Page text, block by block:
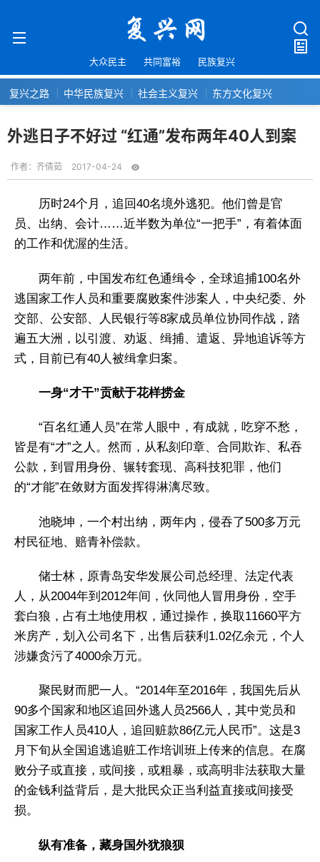
大众民主 共同富裕 民族复兴
复兴之路 中华民族复兴 社会主义复兴 东方文化复兴
外逃日子不好过 “红通”发布两年40人到案
作者： 齐倩茹 2017-04-24
历时24个月，追回40名境外逃犯。他们曾是官
员、出纳、会计……近半数为单位“一把手”，有着体面
的工作和优渥的生活。
两年前，中国发布红色通缉令，全球追捕100名外
逃国家工作人员和重要腐败案件涉案人，中央纪委、外
交部、公安部、人民银行等8家成员单位协同作战，踏
遍五大洲，以引渡、劝返、缉捕、遣返、异地追诉等方
式，目前已有40人被缉拿归案。
一身“才干”贡献于花样捞金
“百名红通人员”在常人眼中，有成就，吃穿不愁，
皆是有“才”之人。然而，从私刻印章、合同欺诈、私吞
公款，到冒用身份、辗转套现、高科技犯罪，他们
的“才能”在敛财方面发挥得淋漓尽致。
池晓坤，一个村出纳，两年内，侵吞了500多万元
村民征地、赔青补偿款。
储士林，原青岛安华发展公司总经理、法定代表
人，从2004年到2012年间，伙同他人冒用身份，空手
套白狼，占有土地使用权，通过操作，换取11660平方
米房产，划入公司名下，出售后获利1.02亿余元，个人
涉嫌贪污了4000余万元。
聚民财而肥一人。“2014年至2016年，我国先后从
90多个国家和地区追回外逃人员2566人，其中党员和
国家工作人员410人，追回赃款86亿元人民币”。这是3
月下旬从全国追逃追赃工作培训班上传来的信息。在腐
败分子或直接，或间接，或粗暴，或高明非法获取大量
的金钱利益背后，是大批民众正当利益直接或间接受
损。
纵有准备，藏身国外犹狼狈